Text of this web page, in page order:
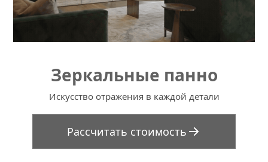
Зеркальные панно
Искусство отражения в каждой детали
Рассчитать стоимость